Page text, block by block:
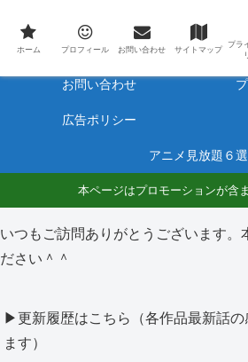
最新アニメのあらすじと感想をネタバレ有
ホーム
お問い合わせ
広告ポリシー
アニメ見放題６選
本ページはプロモーションが含
いつもご訪問ありがとうございます。
ださい＾＾
▶更新履歴はこちら（各作品最新話
ます）
ホーム プロフィール お問い合わせ サイトマップ
プラ